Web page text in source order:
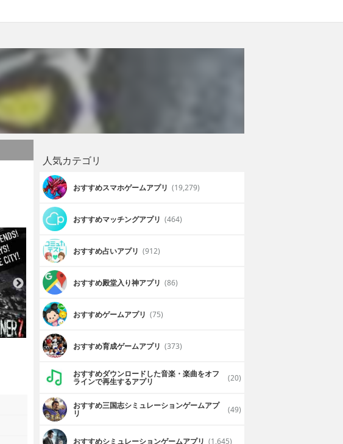
人気カテゴリ
おすすめスマホゲームアプリ (19,279)
おすすめマッチングアプリ (464)
おすすめ占いアプリ (912)
おすすめ殿堂入り神アプリ (86)
おすすめゲームアプリ (75)
おすすめ育成ゲームアプリ (373)
おすすめダウンロードした音楽・楽曲をオフ
ラインで再生するアプリ (20)
おすすめ三国志シミュレーションゲームアプ
リ (49)
おすすめシミュレーションゲームアプリ (1,645)